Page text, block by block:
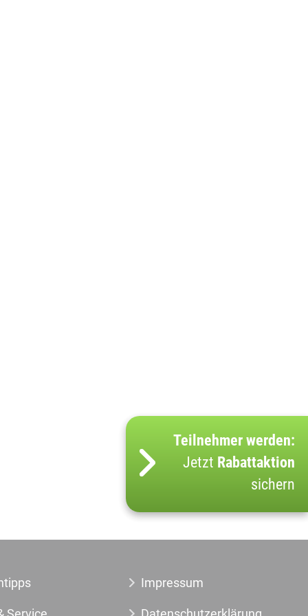
Teilnehmer werden:
Jetzt Rabattaktion
sichern
Impressum